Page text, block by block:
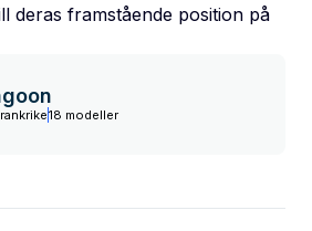
deras framstående position på
18 modeller